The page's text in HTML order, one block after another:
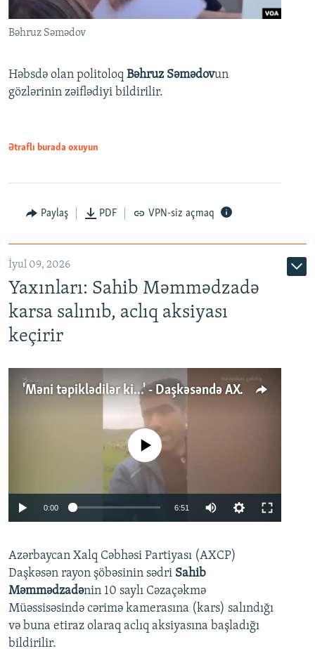
Bəhruz Səmədov
Həbsdə olan politoloq Bəhruz Səmədovun
gözlərinin zəiflədiyi bildirilir.
Ətraflı burada oxuyun
Paylaş PDF VPN-siz açmaq
İyul 09, 2026
Yaxınları: Sahib Məmmədzadə
karsa salınıb, aclıq aksiyası
keçirir
'Məni təpiklədilər ki...' - Daşkəsəndə AXCP fəalının yaxınları onun həbsinə etiraz edirlər
Auto 240p 360p
720p 1080p
No media source currently available
0:00 6:51
360p
720p
1080p
Azərbaycan Xalq Cəbhəsi Partiyası (AXCP)
Daşkəsən rayon şöbəsinin sədri Sahib
Məmmədzadənin 10 saylı Cəzaçəkmə
Müəssisəsində cərimə kamerasına (kars) salındığı
və buna etiraz olaraq aclıq aksiyasına başladığı
bildirilir.